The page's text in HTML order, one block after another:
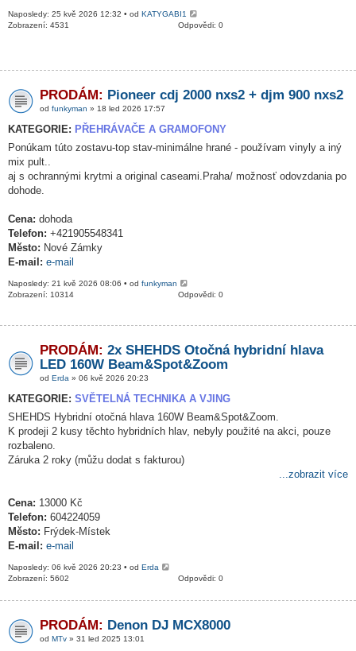
Naposledy: 25 kvě 2026 12:32 • od KATYGABI1
Odpovědi: 0
Zobrazení: 4531
PRODÁM: Pioneer cdj 2000 nxs2 + djm 900 nxs2
od funkyman » 18 led 2026 17:57
KATEGORIE: PŘEHRÁVAČE A GRAMOFONY
Ponúkam túto zostavu-top stav-minimálne hrané - používam vinyly a iný
mix pult..
aj s ochrannými krytmi a original caseami.Praha/ možnosť odovzdania po
dohode.
Cena: dohoda
Telefon: +421905548341
Město: Nové Zámky
E-mail: e-mail
Naposledy: 21 kvě 2026 08:06 • od funkyman
Odpovědi: 0
Zobrazení: 10314
PRODÁM: 2x SHEHDS Otočná hybridní hlava
LED 160W Beam&Spot&Zoom
od Erda » 06 kvě 2026 20:23
KATEGORIE: SVĚTELNÁ TECHNIKA A VJING
SHEHDS Hybridní otočná hlava 160W Beam&Spot&Zoom.
K prodeji 2 kusy těchto hybridních hlav, nebyly použité na akci, pouze
rozbaleno.
Záruka 2 roky (můžu dodat s fakturou)
...zobrazit více
Cena: 13000 Kč
Telefon: 604224059
Město: Frýdek-Místek
E-mail: e-mail
Naposledy: 06 kvě 2026 20:23 • od Erda
Odpovědi: 0
Zobrazení: 5602
PRODÁM: Denon DJ MCX8000
od MTv » 31 led 2025 13:01